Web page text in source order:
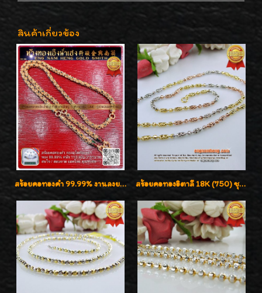
สินค้าเกี่ยวข้อง
สร้อยคอทองคำ 99.99% งานลงยาสุโขทัยแท้ งานช่างทองโบราณ หรูหรา น่าสะสมค่ะ สร้อยคอทองอิตาลี 18K (750) ชุบ 3 สี แกะลายสวยรุ่นใหม่ ลายละเอียดเงาวิบวับค่ะ